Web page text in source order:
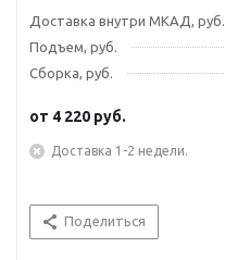
Доставка внутри МКАД, руб.
Подъем, руб.
Сборка, руб.
от 4 220 руб.
Доставка 1-2 недели.
Поделиться